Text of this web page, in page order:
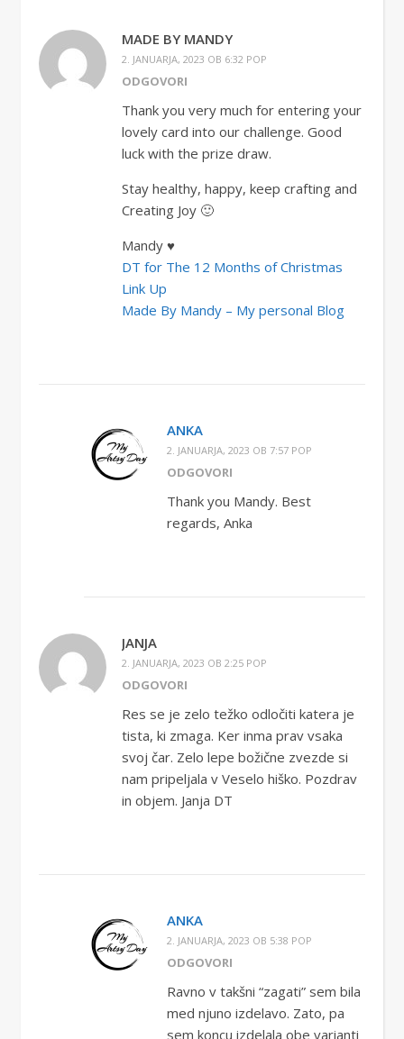
MADE BY MANDY
2. JANUARJA, 2023 OB 6:32 POP
ODGOVORI
Thank you very much for entering your
lovely card into our challenge. Good
luck with the prize draw.
Stay healthy, happy, keep crafting and
Creating Joy 🙂
Mandy ♥
DT for The 12 Months of Christmas
Link Up
Made By Mandy – My personal Blog
ANKA
2. JANUARJA, 2023 OB 7:57 POP
ODGOVORI
Thank you Mandy. Best
regards, Anka
JANJA
2. JANUARJA, 2023 OB 2:25 POP
ODGOVORI
Res se je zelo težko odločiti katera je
tista, ki zmaga. Ker inma prav vsaka
svoj čar. Zelo lepe božične zvezde si
nam pripeljala v Veselo hiško. Pozdrav
in objem. Janja DT
ANKA
2. JANUARJA, 2023 OB 5:38 POP
ODGOVORI
Ravno v takšni “zagati” sem bila
med njuno izdelavo. Zato, pa
sem koncu izdelala obe varianti